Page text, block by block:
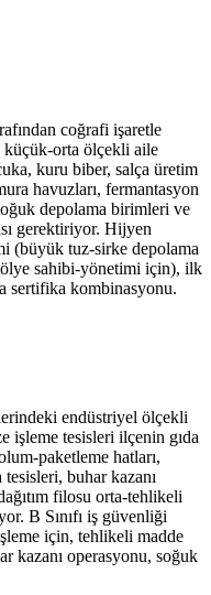
coğrafi işaretle
orta ölçekli aile
kuru biber, salça üretim
havuzları, fermantasyon
depolama birimleri ve
gerektiriyor. Hijyen
(büyük tuz-sirke depolama
sahibi-yönetimi için), ilk
sertifika kombinasyonu.
endüstriyel ölçekli
işleme tesisleri ilçenin gıda
paketleme hatları,
buhar kazanı
filosu orta-tehlikeli
B Sınıfı iş güvenliği
için, tehlikeli madde
kazanı operasyonu, soğuk